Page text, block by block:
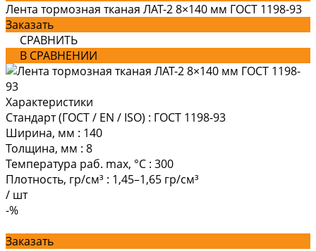
Лента тормозная тканая ЛАТ-2 8×140 мм ГОСТ 1198-93
Заказать
СРАВНИТЬ
В СРАВНЕНИИ
Характеристики
Стандарт (ГОСТ / EN / ISO) : ГОСТ 1198-93
Ширина, мм : 140
Толщина, мм : 8
Температура раб. max, °C : 300
Плотность, гр/см³ : 1,45–1,65 гр/см³
/ шт
-%
Заказать